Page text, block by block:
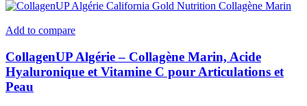
Add to compare
CollagenUP Algérie – Collagène Marin, Acide
Hyaluronique et Vitamine C pour Articulations et
Peau